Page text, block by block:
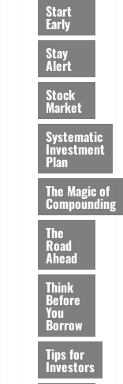
Start
Early
Stay
Alert
Stock
Market
Systematic
Investment
Plan
The Magic of
Compounding
The
Road
Ahead
Think
Before
You
Borrow
Tips for
Investors